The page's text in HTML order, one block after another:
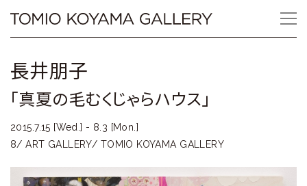
content
Tomio
Gallery
小
山
登
長井朋子
「真夏の毛むくじゃらハウス」
2015.7.15 [Wed.] - 8.3 [Mon.]
8/ ART GALLERY/ TOMIO KOYAMA GALLERY